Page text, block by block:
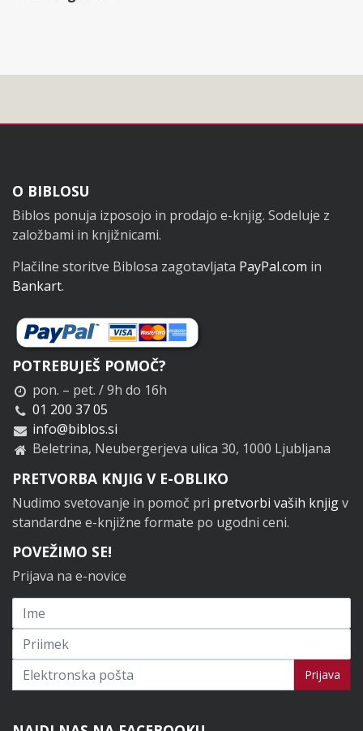
Noga
O BIBLOSU
Biblos ponuja izposojo in prodajo e-knjig. Sodeluje z
založbami in knjižnicami.
Plačilne storitve Biblosa zagotavljata PayPal.com in
Bankart.
POTREBUJEŠ POMOČ?
pon. – pet. / 9h do 16h
01 200 37 05
info@biblos.si
Beletrina, Neubergerjeva ulica 30, 1000 Ljubljana
PRETVORBA KNJIG V E-OBLIKO
Nudimo svetovanje in pomoč pri pretvorbi vaših knjigv
standardne e-knjižne formate po ugodni ceni.
POVEŽIMO SE!
Prijava na e-novice
Prijavi se na novice Prijava